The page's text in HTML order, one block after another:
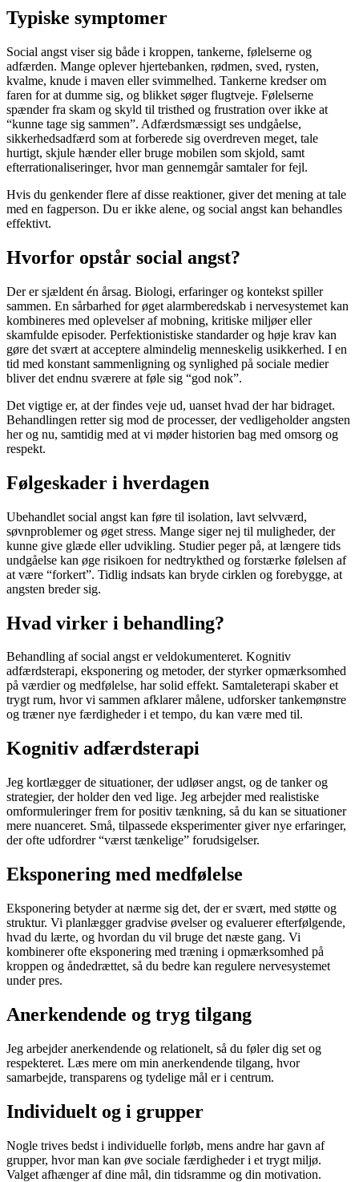
Typiske symptomer
Social angst viser sig både i kroppen, tankerne, følelserne og
adfærden. Mange oplever hjertebanken, rødmen, sved, rysten,
kvalme, knude i maven eller svimmelhed. Tankerne kredser om
faren for at dumme sig, og blikket søger flugtveje. Følelserne
spænder fra skam og skyld til tristhed og frustration over ikke at
“kunne tage sig sammen”. Adfærdsmæssigt ses undgåelse,
sikkerhedsadfærd som at forberede sig overdreven meget, tale
hurtigt, skjule hænder eller bruge mobilen som skjold, samt
efterrationaliseringer, hvor man gennemgår samtaler for fejl.
Hvis du genkender flere af disse reaktioner, giver det mening at tale
med en fagperson. Du er ikke alene, og social angst kan behandles
effektivt.
Hvorfor opstår social angst?
Der er sjældent én årsag. Biologi, erfaringer og kontekst spiller
sammen. En sårbarhed for øget alarmberedskab i nervesystemet kan
kombineres med oplevelser af mobning, kritiske miljøer eller
skamfulde episoder. Perfektionistiske standarder og høje krav kan
gøre det svært at acceptere almindelig menneskelig usikkerhed. I en
tid med konstant sammenligning og synlighed på sociale medier
bliver det endnu sværere at føle sig “god nok”.
Det vigtige er, at der findes veje ud, uanset hvad der har bidraget.
Behandlingen retter sig mod de processer, der vedligeholder angsten
her og nu, samtidig med at vi møder historien bag med omsorg og
respekt.
Følgeskader i hverdagen
Ubehandlet social angst kan føre til isolation, lavt selvværd,
søvnproblemer og øget stress. Mange siger nej til muligheder, der
kunne give glæde eller udvikling. Studier peger på, at længere tids
undgåelse kan øge risikoen for nedtrykthed og forstærke følelsen af
at være “forkert”. Tidlig indsats kan bryde cirklen og forebygge, at
angsten breder sig.
Hvad virker i behandling?
Behandling af social angst er veldokumenteret. Kognitiv
adfærdsterapi, eksponering og metoder, der styrker opmærksomhed
på værdier og medfølelse, har solid effekt. Samtaleterapi skaber et
trygt rum, hvor vi sammen afklarer målene, udforsker tankemønstre
og træner nye færdigheder i et tempo, du kan være med til.
Kognitiv adfærdsterapi
Jeg kortlægger de situationer, der udløser angst, og de tanker og
strategier, der holder den ved lige. Jeg arbejder med realistiske
omformuleringer frem for positiv tænkning, så du kan se situationer
mere nuanceret. Små, tilpassede eksperimenter giver nye erfaringer,
der ofte udfordrer “værst tænkelige” forudsigelser.
Eksponering med medfølelse
Eksponering betyder at nærme sig det, der er svært, med støtte og
struktur. Vi planlægger gradvise øvelser og evaluerer efterfølgende,
hvad du lærte, og hvordan du vil bruge det næste gang. Vi
kombinerer ofte eksponering med træning i opmærksomhed på
kroppen og åndedrættet, så du bedre kan regulere nervesystemet
under pres.
Anerkendende og tryg tilgang
Jeg arbejder anerkendende og relationelt, så du føler dig set og
respekteret. Læs mere om min anerkendende tilgang, hvor
samarbejde, transparens og tydelige mål er i centrum.
Individuelt og i grupper
Nogle trives bedst i individuelle forløb, mens andre har gavn af
grupper, hvor man kan øve sociale færdigheder i et trygt miljø.
Valget afhænger af dine mål, din tidsramme og din motivation.